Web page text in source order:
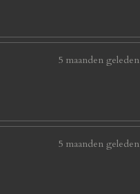
5 maanden geleden
5 maanden geleden